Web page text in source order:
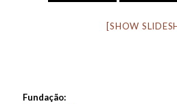
[SHOW
Fundação: